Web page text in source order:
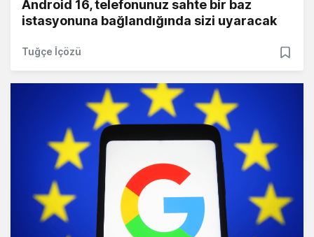
Android 16, telefonunuz sahte bir baz
istasyonuna bağlandığında sizi uyaracak
Tuğçe İçözü